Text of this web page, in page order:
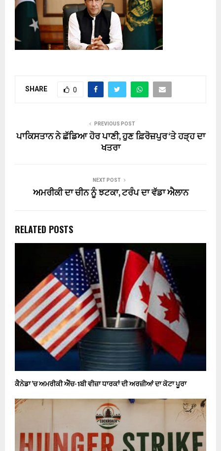
SHARE 0
PREVIOUS POST
ਪਾਕਿਸਤਾਨ ਨੇ ਛੱਡਿਆ ਹੋਰ ਪਾਣੀ, ਹੁਣ ਫ਼ਿਰੋਜ਼ਪੁਰ ‘ਤੇ ਹੜ੍ਹ ਦਾ
ਖਤਰਾ
NEXT POST
ਅਮਰੀਕੀ ਦਾ ਚੀਨ ਨੂੰ ਝਟਕਾ, ਟਰੰਪ ਦਾ ਵੱਡਾ ਐਲਾਨ
RELATED POSTS
ਕੈਨੇਡਾ ’ਚ ਅਮਰੀਕੀ ਐੱਚ-1ਬੀ ਵੀਜ਼ਾ ਧਾਰਕਾਂ ਦੀ ਅਰਜ਼ੀਆਂ ਦਾ ਕੋਟਾ ਪੂਰਾ